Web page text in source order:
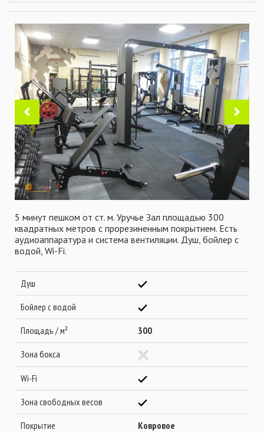
5 минут пешком от ст. м. Уручье Зал площадью 300
квадратных метров с прорезиненным покрытием. Есть
аудиоаппаратура и система вентиляции. Душ, бойлер с
водой, Wi-Fi.
Душ
Бойлер с водой
Площадь / м²
300
Зона бокса
Wi-Fi
Зона свободных весов
Покрытие
Ковровое